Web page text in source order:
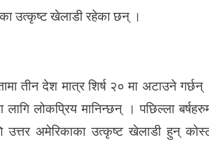
उत्कृष्ट खेलाडी रहेका छन् ।
तीन देश मात्र शिर्ष २० मा अटाउने गर्छन्
लोकप्रिय मानिन्छन् । पछिल्ला
उत्तर अमेरिकाका उत्कृष्ट खेलाडी हुन्